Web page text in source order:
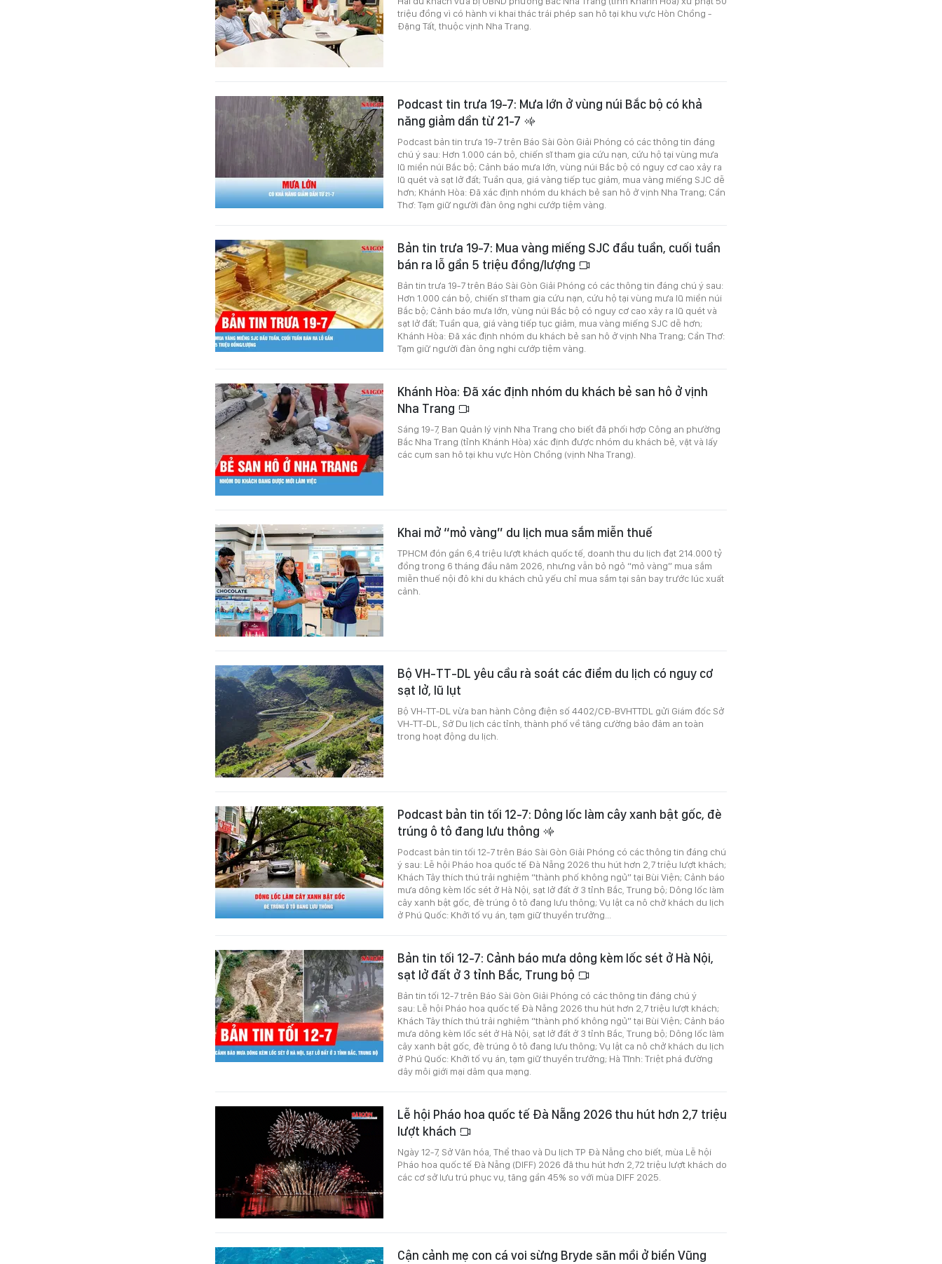
triệu đồng vì có hành vi khai thác trái phép san hô tại khu vực Hòn Chồng -
Đặng Tất, thuộc vịnh Nha Trang.
Podcast tin trưa 19-7: Mưa lớn ở vùng núi Bắc bộ có khả
năng giảm dần từ 21-7
Podcast bản tin trưa 19-7 trên Báo Sài Gòn Giải Phóng có các thông tin đáng
chú ý sau: Hơn 1.000 cán bộ, chiến sĩ tham gia cứu nạn, cứu hộ tại vùng mưa
lũ miền núi Bắc bộ; Cảnh báo mưa lớn, vùng núi Bắc bộ có nguy cơ cao xảy ra
lũ quét và sạt lở đất; Tuần qua, giá vàng tiếp tục giảm, mua vàng miếng SJC dễ
hơn; Khánh Hòa: Đã xác định nhóm du khách bẻ san hô ở vịnh Nha Trang; Cần
Thơ: Tạm giữ người đàn ông nghi cướp tiệm vàng.
Bản tin trưa 19-7: Mua vàng miếng SJC đầu tuần, cuối tuần
bán ra lỗ gần 5 triệu đồng/lượng
Bản tin trưa 19-7 trên Báo Sài Gòn Giải Phóng có các thông tin đáng chú ý sau:
Hơn 1.000 cán bộ, chiến sĩ tham gia cứu nạn, cứu hộ tại vùng mưa lũ miền núi
Bắc bộ; Cảnh báo mưa lớn, vùng núi Bắc bộ có nguy cơ cao xảy ra lũ quét và
sạt lở đất; Tuần qua, giá vàng tiếp tục giảm, mua vàng miếng SJC dễ hơn;
Khánh Hòa: Đã xác định nhóm du khách bẻ san hô ở vịnh Nha Trang; Cần Thơ:
Tạm giữ người đàn ông nghi cướp tiệm vàng.
Khánh Hòa: Đã xác định nhóm du khách bẻ san hô ở vịnh
Nha Trang
Sáng 19-7, Ban Quản lý vịnh Nha Trang cho biết đã phối hợp Công an phường
Bắc Nha Trang (tỉnh Khánh Hòa) xác định được nhóm du khách bẻ, vặt và lấy
các cụm san hô tại khu vực Hòn Chồng (vịnh Nha Trang).
Khai mở “mỏ vàng” du lịch mua sắm miễn thuế
TPHCM đón gần 6,4 triệu lượt khách quốc tế, doanh thu du lịch đạt 214.000 tỷ
đồng trong 6 tháng đầu năm 2026, nhưng vẫn bỏ ngỏ “mỏ vàng” mua sắm
miễn thuế nội đô khi du khách chủ yếu chỉ mua sắm tại sân bay trước lúc xuất
cảnh.
Bộ VH-TT-DL yêu cầu rà soát các điểm du lịch có nguy cơ
sạt lở, lũ lụt
Bộ VH-TT-DL vừa ban hành Công điện số 4402/CĐ-BVHTTDL gửi Giám đốc Sở
VH-TT-DL, Sở Du lịch các tỉnh, thành phố về tăng cường bảo đảm an toàn
trong hoạt động du lịch.
Podcast bản tin tối 12-7: Dông lốc làm cây xanh bật gốc, đè
trúng ô tô đang lưu thông
Podcast bản tin tối 12-7 trên Báo Sài Gòn Giải Phóng có các thông tin đáng chú
ý sau: Lễ hội Pháo hoa quốc tế Đà Nẵng 2026 thu hút hơn 2,7 triệu lượt khách;
Khách Tây thích thú trải nghiệm “thành phố không ngủ” tại Bùi Viện; Cảnh báo
mưa dông kèm lốc sét ở Hà Nội, sạt lở đất ở 3 tỉnh Bắc, Trung bộ; Dông lốc làm
cây xanh bật gốc, đè trúng ô tô đang lưu thông; Vụ lật ca nô chở khách du lịch
ở Phú Quốc: Khởi tố vụ án, tạm giữ thuyền trưởng...
Bản tin tối 12-7: Cảnh báo mưa dông kèm lốc sét ở Hà Nội,
sạt lở đất ở 3 tỉnh Bắc, Trung bộ
Bản tin tối 12-7 trên Báo Sài Gòn Giải Phóng có các thông tin đáng chú ý
sau: Lễ hội Pháo hoa quốc tế Đà Nẵng 2026 thu hút hơn 2,7 triệu lượt khách;
Khách Tây thích thú trải nghiệm “thành phố không ngủ” tại Bùi Viện; Cảnh báo
mưa dông kèm lốc sét ở Hà Nội, sạt lở đất ở 3 tỉnh Bắc, Trung bộ; Dông lốc làm
cây xanh bật gốc, đè trúng ô tô đang lưu thông; Vụ lật ca nô chở khách du lịch
ở Phú Quốc: Khởi tố vụ án, tạm giữ thuyền trưởng; Hà Tĩnh: Triệt phá đường
dây môi giới mại dâm qua mạng.
Lễ hội Pháo hoa quốc tế Đà Nẵng 2026 thu hút hơn 2,7 triệu
lượt khách
Ngày 12-7, Sở Văn hóa, Thể thao và Du lịch TP Đà Nẵng cho biết, mùa Lễ hội
Pháo hoa quốc tế Đà Nẵng (DIFF) 2026 đã thu hút hơn 2,72 triệu lượt khách do
các cơ sở lưu trú phục vụ, tăng gần 45% so với mùa DIFF 2025.
Cận cảnh mẹ con cá voi sừng Bryde săn mồi ở biển Vũng